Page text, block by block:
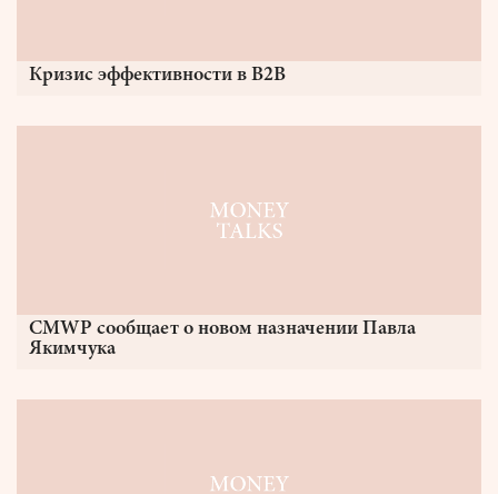
Кризис эффективности в B2B
CMWP сообщает о новом назначении Павла
Якимчука